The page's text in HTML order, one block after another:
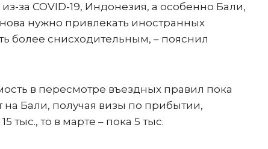
за COVID-19, Индонезия, а особенно Бали,
нужно привлекать иностранных
более снисходительным, – пояснил
в пересмотре въездных правил пока
на Бали, получая визы по прибытии,
тыс., то в марте – пока 5 тыс.